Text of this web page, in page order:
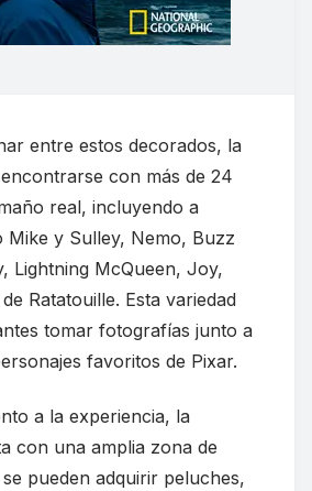
entre estos decorados, la
con más de 24
real, incluyendo a
Mike y Sulley, Nemo, Buzz
Lightning McQueen, Joy,
Ratatouille. Esta variedad
tomar fotografías junto a
favoritos de Pixar.
a la experiencia, la
con una amplia zona de
pueden adquirir peluches,